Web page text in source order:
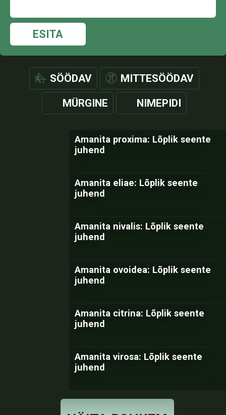
ESITA
SÖÖDAV MITTESÖÖDAV
MÜRGINE NIMEPIDI
Amanita proxima: Lõplik seente
juhend
Amanita eliae: Lõplik seente
juhend
Amanita nivalis: Lõplik seente
juhend
Amanita ovoidea: Lõplik seente
juhend
Amanita citrina: Lõplik seente
juhend
Amanita virosa: Lõplik seente
juhend